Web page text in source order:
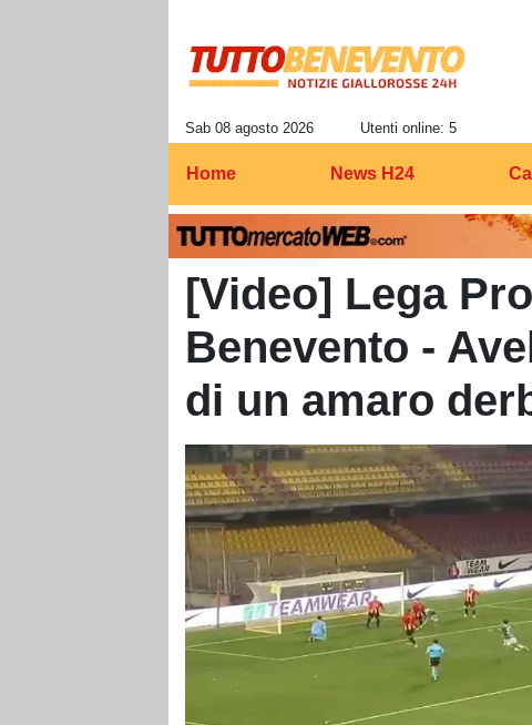
Sab 08 agosto 2026 Utenti online: 5
Home News H24
[Video] Lega
Benevento -
di un amaro